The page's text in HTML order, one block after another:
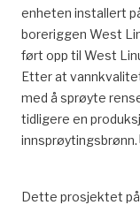
enheten installert
boreriggen West
ført opp til West
Etter at
med å sprøyte
tidligere en
innsprøytingsbrønn.
Dette prosjektet